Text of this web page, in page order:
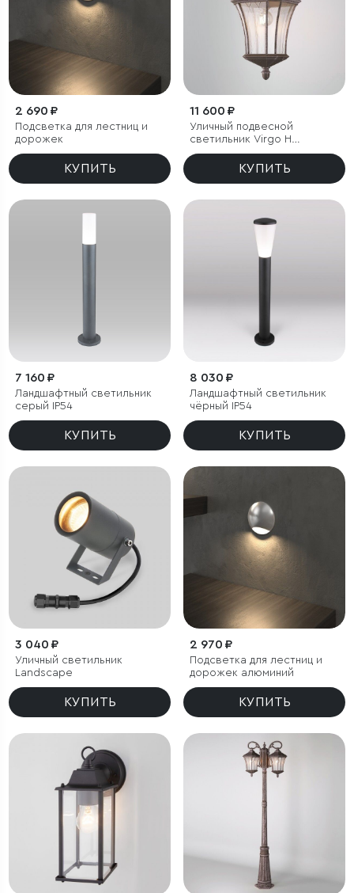
2 690 ₽
Подсветка для лестниц и
дорожек
КУПИТЬ
11 600 ₽
Уличный подвесной
светильник Virgo H
капучино IP44
КУПИТЬ
7 160 ₽
Ландшафтный светильник
серый IP54
КУПИТЬ
8 030 ₽
Ландшафтный светильник
чёрный IP54
КУПИТЬ
3 040 ₽
Уличный светильник
Landscape
КУПИТЬ
2 970 ₽
Подсветка для лестниц и
дорожек алюминий
КУПИТЬ